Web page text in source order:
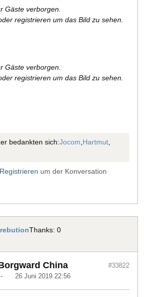
Gäste verborgen.
registrieren um das Bild zu sehen.
Gäste verborgen.
registrieren um das Bild zu sehen.
bedankten sich:Jocom,Hartmut,
Registrieren um der Konversation
Thanks: 0
China
- 26 Juni 2019 22:56
#33822